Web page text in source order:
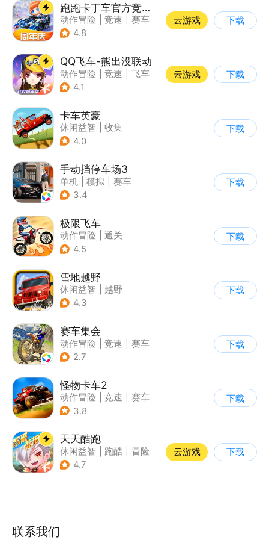
跑跑卡丁车官方竞速版
动作冒险 竞速
赛车
| 跑跑卡丁车
4.8
云游戏 下载
QQ飞车-熊出没联动
动作冒险 竞速
飞车
| 漂移
4.1
云游戏 下载
卡车英豪
休闲益智
收集
4.0
下载
手动挡停车场3
单机 模拟
赛车
| 开放世界
3.4
下载
极限飞车
动作冒险
通关
| 摩托车
4.5
下载
雪地越野
休闲益智
越野
| 横版过关
4.3
下载
赛车集会
动作冒险 竞速
赛车
| 写实
2.7
下载
怪物卡车2
动作冒险 竞速
赛车
| 卡通
3.8
下载
天天酷跑
休闲益智 跑酷
冒险
| 萌系
4.7
云游戏 下载
联系我们